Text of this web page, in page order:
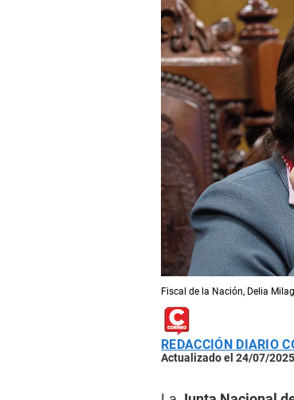
Fiscal de la Nación, Delia
REDACCIÓN DIARIO
Actualizado el 24/07/